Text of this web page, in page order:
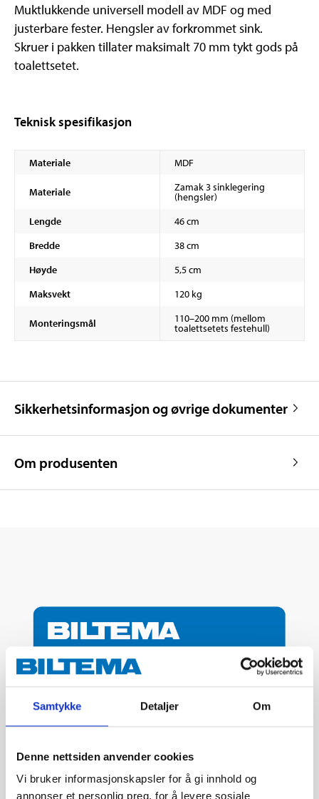
Samtykke Detaljer Om
Denne nettsiden anvender cookies
Vi bruker informasjonskapsler for å gi innhold og
annonser et personlig preg, for å levere sosiale
Muktlukkende universell modell av MDF og med
justerbare fester. Hengsler av forkrommet sink.
Skruer i pakken tillater maksimalt 70 mm tykt gods på
toalettsetet.
Teknisk spesifikasjon
Materiale MDF
Materiale Zamak 3 sinklegering
(hengsler)
Lengde
46 cm
Bredde
38 cm
Høyde
5,5 cm
Maksvekt
120 kg
Monteringsmål 110–200 mm (mellom
toalettsetets festehull)
Sikkerhetsinformasjon og øvrige dokumenter
Om produsenten